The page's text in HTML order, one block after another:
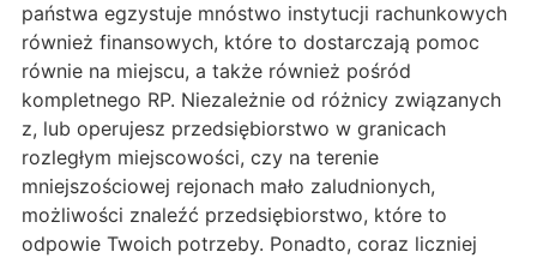
państwa egzystuje mnóstwo instytucji rachunkowych
również finansowych, które to dostarczają pomoc
równie na miejscu, a także również pośród
kompletnego RP. Niezależnie od różnicy związanych
z, lub operujesz przedsiębiorstwo w granicach
rozległym miejscowości, czy na terenie
mniejszościowej rejonach mało zaludnionych,
możliwości znaleźć przedsiębiorstwo, które to
odpowie Twoich potrzeby. Ponadto, coraz liczniej